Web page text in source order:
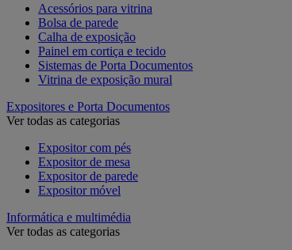
Acessórios para vitrina
Bolsa de parede
Calha de exposição
Painel em cortiça e tecido
Sistemas de Porta Documentos
Vitrina de exposição mural
Expositores e Porta Documentos
Ver todas as categorias
Expositor com pés
Expositor de mesa
Expositor de parede
Expositor móvel
Informática e multimédia
Ver todas as categorias